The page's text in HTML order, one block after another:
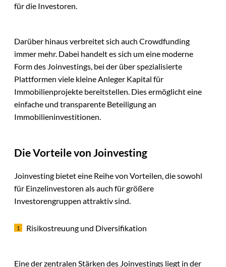
für die Investoren.
Darüber hinaus verbreitet sich auch Crowdfunding
immer mehr. Dabei handelt es sich um eine moderne
Form des Joinvestings, bei der über spezialisierte
Plattformen viele kleine Anleger Kapital für
Immobilienprojekte bereitstellen. Dies ermöglicht eine
einfache und transparente Beteiligung an
Immobilieninvestitionen.
Die Vorteile von Joinvesting
Joinvesting bietet eine Reihe von Vorteilen, die sowohl
für Einzelinvestoren als auch für größere
Investorengruppen attraktiv sind.
Risikostreuung und Diversifikation
Eine der zentralen Stärken des Joinvestings liegt in der